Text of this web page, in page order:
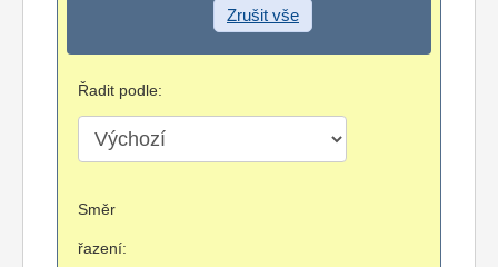
Zrušit vše
Řadit podle:
Směr
řazení: